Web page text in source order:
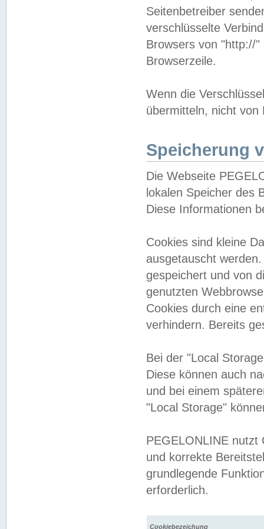
Seitenbetreiber
verschlüsselte
Browsers von "http://
Browserzeile.
Wenn die
übermitteln, nicht von
Speicherung
Die Webseite
lokalen Speicher des
Diese Informationen
Cookies sind kleine
ausgetauscht
gespeichert und von
genutzten
Cookies durch eine
verhindern. Bereits
Bei der "Local
Diese können auch
und bei einem
"Local Storage"
PEGELONLINE nutzt
und korrekte
grundlegende
erforderlich.
Cookiebezeichung